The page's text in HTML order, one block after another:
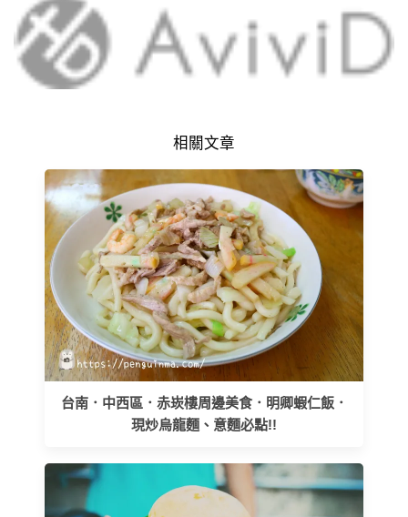
相關文章
台南．中西區．赤崁樓周邊美食．明卿蝦仁飯．
現炒烏龍麵、意麵必點!!